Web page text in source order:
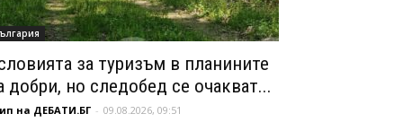
за туризъм в планините
добри, но следобед се очакват...
на ДЕБАТИ.БГ - 09.08.2026, 09:51